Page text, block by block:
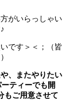
がいらっしゃい
です＞＜；（皆
、またやりたい
ティーでも開
もご用意させて